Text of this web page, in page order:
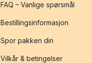
FAQ – Vanlige spørsmål
Bestillingsinformasjon
Spor pakken din
Vilkår & betingelser